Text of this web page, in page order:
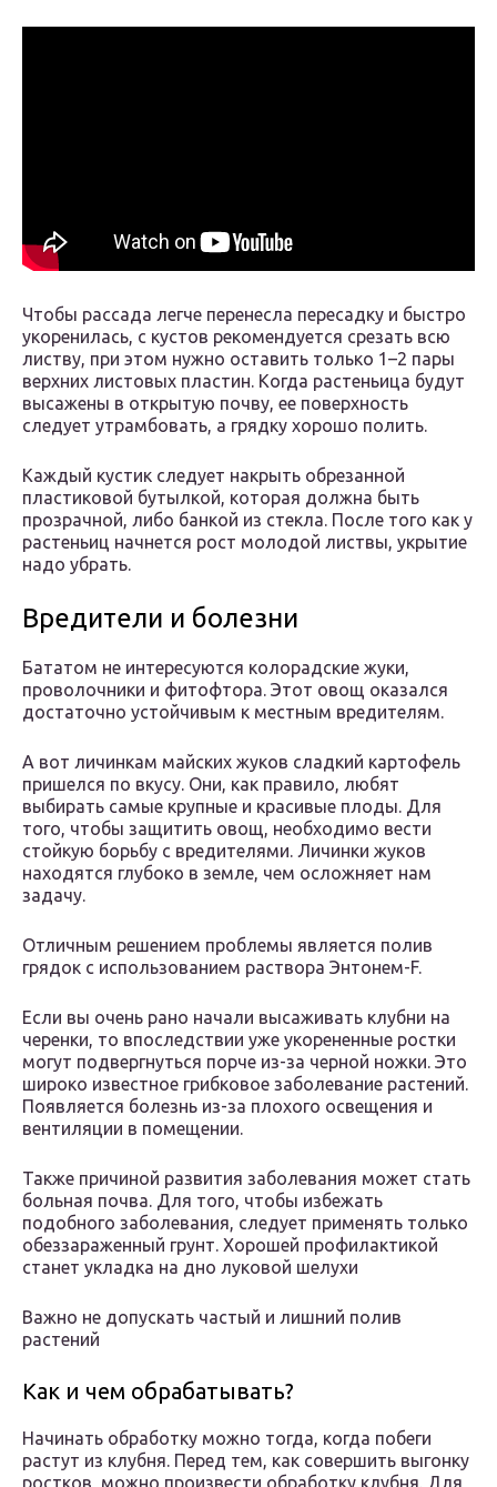
Чтобы рассада легче перенесла пересадку и быстро
укоренилась, с кустов рекомендуется срезать всю
листву, при этом нужно оставить только 1–2 пары
верхних листовых пластин. Когда растеньица будут
высажены в открытую почву, ее поверхность
следует утрамбовать, а грядку хорошо полить.
Каждый кустик следует накрыть обрезанной
пластиковой бутылкой, которая должна быть
прозрачной, либо банкой из стекла. После того как у
растеньиц начнется рост молодой листвы, укрытие
надо убрать.
Вредители и болезни
Бататом не интересуются колорадские жуки,
проволочники и фитофтора. Этот овощ оказался
достаточно устойчивым к местным вредителям.
А вот личинкам майских жуков сладкий картофель
пришелся по вкусу. Они, как правило, любят
выбирать самые крупные и красивые плоды. Для
того, чтобы защитить овощ, необходимо вести
стойкую борьбу с вредителями. Личинки жуков
находятся глубоко в земле, чем осложняет нам
задачу.
Отличным решением проблемы является полив
грядок с использованием раствора Энтонем-F.
Если вы очень рано начали высаживать клубни на
черенки, то впоследствии уже укорененные ростки
могут подвергнуться порче из-за черной ножки. Это
широко известное грибковое заболевание растений.
Появляется болезнь из-за плохого освещения и
вентиляции в помещении.
Также причиной развития заболевания может стать
больная почва. Для того, чтобы избежать
подобного заболевания, следует применять только
обеззараженный грунт. Хорошей профилактикой
станет укладка на дно луковой шелухи
Важно не допускать частый и лишний полив
растений
Как и чем обрабатывать?
Начинать обработку можно тогда, когда побеги
растут из клубня. Перед тем, как совершить выгонку
ростков, можно произвести обработку клубня. Для